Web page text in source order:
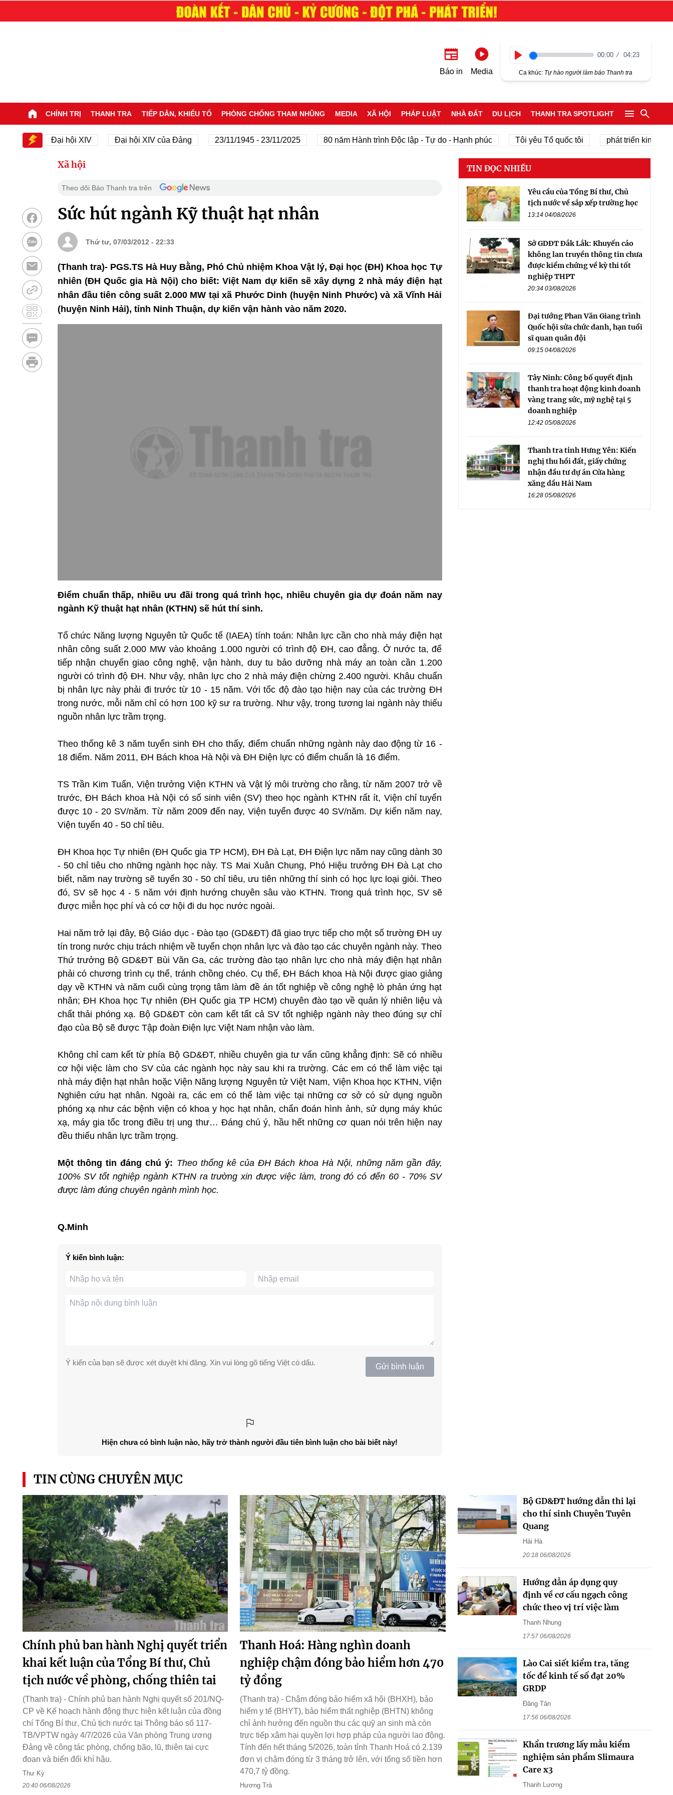
Báo in Media
00:00 04:23
Ca khúc: Tự hào người làm báo Thanh tra
CHÍNH TRỊ THANH TRA TIẾP DÂN, KHIẾU TỐ PHÒNG CHỐNG THAM NHŨNG MEDIA XÃ HỘI PHÁP LUẬT NHÀ ĐẤT DU LỊCH THANH TRA SPOTLIGHT
Đại hội XIV Đại hội XIV của Đảng 23/11/1945 - 23/11/2025 80 năm Hành trình Độc lập - Tự do - Hạnh phúc Tôi yêu Tổ quốc tôi phát triển kinh tế tư
Xã hội
Theo dõi Báo Thanh tra trên
Sức hút ngành Kỹ thuật hạt nhân
Thứ tư, 07/03/2012 - 22:33
(Thanh tra)- PGS.TS Hà Huy Bằng, Phó Chủ nhiệm Khoa Vật lý, Đại học (ĐH) Khoa học Tự
nhiên (ĐH Quốc gia Hà Nội) cho biết: Việt Nam dự kiến sẽ xây dựng 2 nhà máy điện hạt
nhân đầu tiên công suất 2.000 MW tại xã Phước Dinh (huyện Ninh Phước) và xã Vĩnh Hải
(huyện Ninh Hải), tỉnh Ninh Thuận, dự kiến vận hành vào năm 2020.
Điểm chuẩn thấp, nhiều ưu đãi trong quá trình học, nhiều chuyên gia dự đoán năm nay
ngành Kỹ thuật hạt nhân (KTHN) sẽ hút thí sinh.
Tổ chức Năng lượng Nguyên tử Quốc tế (IAEA) tính toán: Nhân lực cần cho nhà máy điện hạt
nhân công suất 2.000 MW vào khoảng 1.000 người có trình độ ĐH, cao đẳng. Ở nước ta, để
tiếp nhận chuyển giao công nghệ, vận hành, duy tu bảo dưỡng nhà máy an toàn cần 1.200
người có trình độ ĐH. Như vậy, nhân lực cho 2 nhà máy điện chừng 2.400 người. Khâu chuẩn
bị nhân lực này phải đi trước từ 10 - 15 năm. Với tốc độ đào tạo hiện nay của các trường ĐH
trong nước, mỗi năm chỉ có hơn 100 kỹ sư ra trường. Như vậy, trong tương lai ngành này thiếu
nguồn nhân lực trầm trọng.
Theo thống kê 3 năm tuyển sinh ĐH cho thấy, điểm chuẩn những ngành này dao động từ 16 -
18 điểm. Năm 2011, ĐH Bách khoa Hà Nội và ĐH Điện lực có điểm chuẩn là 16 điểm.
TS Trần Kim Tuấn, Viện trưởng Viện KTHN và Vật lý môi trường cho rằng, từ năm 2007 trở về
trước, ĐH Bách khoa Hà Nội có số sinh viên (SV) theo học ngành KTHN rất ít, Viện chỉ tuyển
được 10 - 20 SV/năm. Từ năm 2009 đến nay, Viện tuyển được 40 SV/năm. Dự kiến năm nay,
Viện tuyển 40 - 50 chỉ tiêu.
ĐH Khoa học Tự nhiên (ĐH Quốc gia TP HCM), ĐH Đà Lạt, ĐH Điện lực năm nay cũng dành 30
- 50 chỉ tiêu cho những ngành học này. TS Mai Xuân Chung, Phó Hiệu trưởng ĐH Đà Lạt cho
biết, năm nay trường sẽ tuyển 30 - 50 chỉ tiêu, ưu tiên những thí sinh có học lực loại giỏi. Theo
đó, SV sẽ học 4 - 5 năm với định hướng chuyên sâu vào KTHN. Trong quá trình học, SV sẽ
được miễn học phí và có cơ hội đi du học nước ngoài.
Hai năm trở lại đây, Bộ Giáo dục - Đào tạo (GD&ĐT) đã giao trực tiếp cho một số trường ĐH uy
tín trong nước chịu trách nhiệm về tuyển chọn nhân lực và đào tạo các chuyên ngành này. Theo
Thứ trưởng Bộ GD&ĐT Bùi Văn Ga, các trường đào tạo nhân lực cho nhà máy điện hạt nhân
phải có chương trình cụ thể, tránh chồng chéo. Cụ thể, ĐH Bách khoa Hà Nội được giao giảng
dạy về KTHN và năm cuối cùng trọng tâm làm đề án tốt nghiệp về công nghệ lò phản ứng hạt
nhân; ĐH Khoa học Tự nhiên (ĐH Quốc gia TP HCM) chuyên đào tạo về quản lý nhiên liệu và
chất thải phóng xạ. Bộ GD&ĐT còn cam kết tất cả SV tốt nghiệp ngành này theo đúng sự chỉ
đạo của Bộ sẽ được Tập đoàn Điện lực Việt Nam nhận vào làm.
Không chỉ cam kết từ phía Bộ GD&ĐT, nhiều chuyên gia tư vấn cũng khẳng định: Sẽ có nhiều
cơ hội việc làm cho SV của các ngành học này sau khi ra trường. Các em có thể làm việc tại
nhà máy điện hạt nhân hoặc Viện Năng lượng Nguyên tử Việt Nam, Viện Khoa học KTHN, Viện
Nghiên cứu hạt nhân. Ngoài ra, các em có thể làm việc tại những cơ sở có sử dụng nguồn
phóng xạ như các bệnh viện có khoa y học hạt nhân, chẩn đoán hình ảnh, sử dụng máy khúc
xạ, máy gia tốc trong điều trị ung thư… Đáng chú ý, hầu hết những cơ quan nói trên hiện nay
đều thiếu nhân lực trầm trọng.
Một thông tin đáng chú ý: Theo thống kê của ĐH Bách khoa Hà Nội, những năm gần đây,
100% SV tốt nghiệp ngành KTHN ra trường xin được việc làm, trong đó có đến 60 - 70% SV
được làm đúng chuyên ngành mình học.
Q.Minh
Ý kiến bình luận:
Ý kiến của bạn sẽ được xét duyệt khi đăng. Xin vui lòng gõ tiếng Việt có dấu. Gửi bình luận
Hiện chưa có bình luận nào, hãy trở thành người đầu tiên bình luận cho bài biết này!
TIN ĐỌC NHIỀU
Yêu cầu của Tổng Bí thư, Chủ
tịch nước về sắp xếp trường học
13:14 04/08/2026
Sở GDĐT Đắk Lắk: Khuyến cáo
không lan truyền thông tin chưa
được kiểm chứng về kỳ thi tốt
nghiệp THPT
20:34 03/08/2026
Đại tướng Phan Văn Giang trình
Quốc hội sửa chức danh, hạn tuổi
sĩ quan quân đội
09:15 04/08/2026
Tây Ninh: Công bố quyết định
thanh tra hoạt động kinh doanh
vàng trang sức, mỹ nghệ tại 5
doanh nghiệp
12:42 05/08/2026
Thanh tra tỉnh Hưng Yên: Kiến
nghị thu hồi đất, giấy chứng
nhận đầu tư dự án Cửa hàng
xăng dầu Hải Nam
16:28 05/08/2026
TIN CÙNG CHUYÊN MỤC
Chính phủ ban hành Nghị quyết triển
khai kết luận của Tổng Bí thư, Chủ
tịch nước về phòng, chống thiên tai
(Thanh tra) - Chính phủ ban hành Nghị quyết số 201/NQ-
CP về Kế hoạch hành động thực hiện kết luận của đồng
chí Tổng Bí thư, Chủ tịch nước tại Thông báo số 117-
TB/VPTW ngày 4/7/2026 của Văn phòng Trung ương
Đảng về công tác phòng, chống bão, lũ, thiên tai cực
đoan và biến đổi khí hậu.
Thư Kỳ
20:40 06/08/2026
Thanh Hoá: Hàng nghìn doanh
nghiệp chậm đóng bảo hiểm hơn 470
tỷ đồng
(Thanh tra) - Chậm đóng bảo hiểm xã hội (BHXH), bảo
hiểm y tế (BHYT), bảo hiểm thất nghiệp (BHTN) không
chỉ ảnh hưởng đến nguồn thu các quỹ an sinh mà còn
trực tiếp xâm hại quyền lợi hợp pháp của người lao động.
Tính đến hết tháng 5/2026, toàn tỉnh Thanh Hoá có 2.139
đơn vị chậm đóng từ 3 tháng trở lên, với tổng số tiền hơn
470,7 tỷ đồng.
Hương Trà
Bộ GD&ĐT hướng dẫn thi lại
cho thí sinh Chuyên Tuyên
Quang
Hải Hà
20:18 06/08/2026
Hướng dẫn áp dụng quy
định về cơ cấu ngạch công
chức theo vị trí việc làm
Thanh Nhung
17:57 06/08/2026
Lào Cai siết kiểm tra, tăng
tốc để kinh tế số đạt 20%
GRDP
Đăng Tân
17:56 06/08/2026
Khẩn trương lấy mẫu kiểm
nghiệm sản phẩm Slimaura
Care x3
Thanh Lương